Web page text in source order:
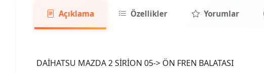
Açıklama Özellikler Yorumlar
DAİHATSU MAZDA 2 SİRİON 05-> ÖN FREN BALATASI